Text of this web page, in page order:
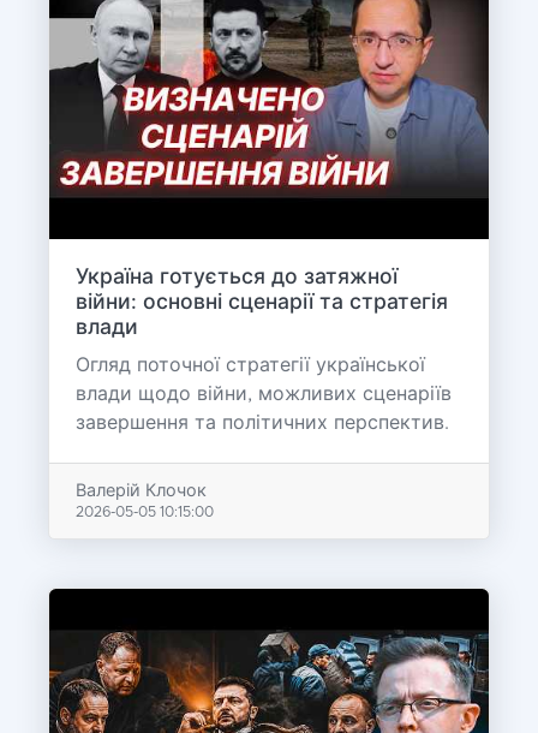
Україна готується до затяжної
війни: основні сценарії та стратегія
влади
Огляд поточної стратегії української
влади щодо війни, можливих сценаріїв
завершення та політичних перспектив.
Валерій Клочок
2026-05-05 10:15:00